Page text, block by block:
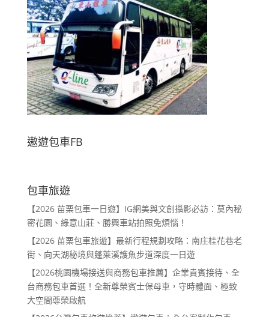
遨遊包車FB
包車旅遊
【2026 苗栗包車一日遊】IG網美與文創攝影必訪：莫內秘
密花園、綠意山莊、勝興車站拍照免煩惱！
【2026 苗栗包車旅遊】最新行程規劃攻略：南庄桂花巷老
街、向天湖秘境與蓬萊溪護魚步道深度一日遊
【2026桃園機場接送與商務包車推薦】企業貴賓接待、全
台商務包車首選！全新尊榮賓士保母車，守時體面、極致
大空間尊榮啟航